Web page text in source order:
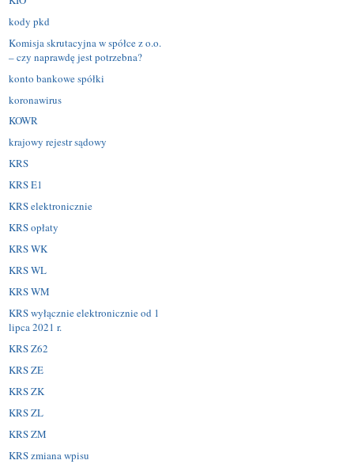
kody pkd
Komisja skrutacyjna w spółce z o.o.
– czy naprawdę jest potrzebna?
konto bankowe spółki
koronawirus
KOWR
krajowy rejestr sądowy
KRS
KRS E1
KRS elektronicznie
KRS opłaty
KRS WK
KRS WL
KRS WM
KRS wyłącznie elektronicznie od 1
lipca 2021 r.
KRS Z62
KRS ZE
KRS ZK
KRS ZL
KRS ZM
KRS zmiana wpisu